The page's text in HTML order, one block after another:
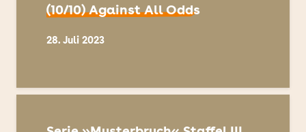
(10/10) Against All Odds
28. Juli 2023